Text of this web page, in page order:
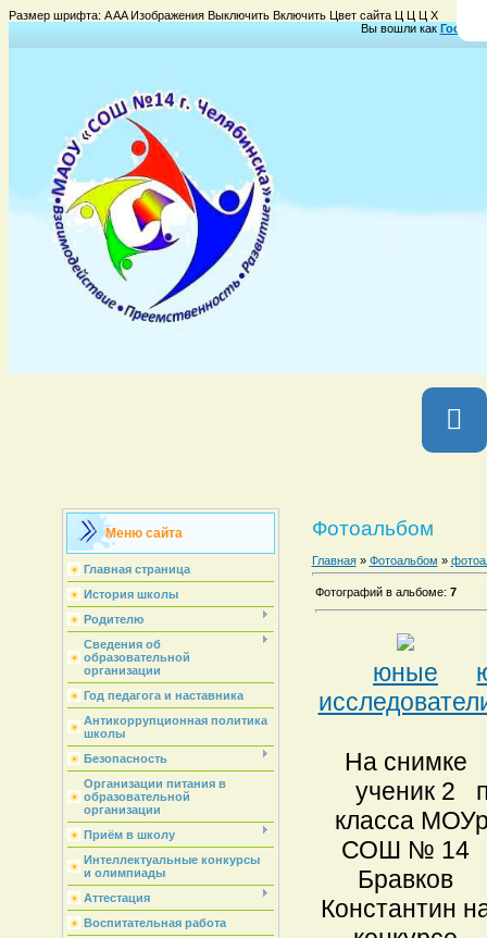
Размер шрифта: AAAИзображения Выключить Включить Цвет сайта Ц Ц Ц Х
Вы вошли как Гость
Меню сайта
Главная страница
История школы
Родителю
Сведения об
образовательной
организации
Год педагога и наставника
Антикоррупционная политика
школы
Безопасность
Организации питания в
образовательной
организации
Приём в школу
Интеллектуальные конкурсы
и олимпиады
Аттестация
Воспитательная работа
Фотоальбом
Главная» Фотоальбом »
Фотографий в альбоме: 7
юные
На снимке
ученик 2
класса МОУ
СОШ № 14
Бравков
Константин